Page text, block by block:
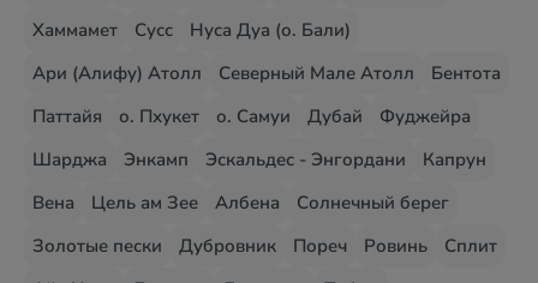
Хаммамет
Сусс
Нуса Дуа (о. Бали)
Ари (Алифу) Атолл
Северный Мале Атолл
Бентота
Паттайя
о. Пхукет о. Самуи Дубай
Фуджейра
Шарджа
Энкамп Эскальдес - Энгордани
Капрун
Вена
Цель ам Зее Албена
Солнечный берег
Золотые пески
Дубровник Пореч Ровинь
Сплит